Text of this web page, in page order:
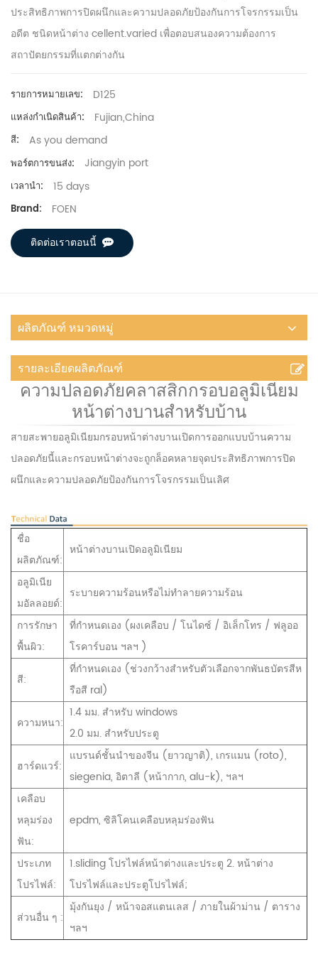
ประสิทธิภาพการปิดผนึกและความปลอดภัยป้องกันการโจรกรรมเป็น
อดีต ชนิดหน้าต่าง cellent.varied เพื่อตอบสนองความต้องการ
สถาปัตยกรรมที่แตกต่างกัน
รายการหมายเลข: D125
แหล่งกำเนิดสินค้า: Fujian,China
สี: As you demand
พอร์ตการขนส่ง: Jiangyin port
เวลานำ: 15 days
Brand: FOEN
ติดต่อเราตอนนี้
ผลิตภัณฑ์ หมวดหมู่
รายละเอียดผลิตภัณฑ์
ความปลอดภัยคลาสสิกกรอบอลูมิเนียม
หน้าต่างบานสำหรับบ้าน
สายสะพายอลูมิเนียมกรอบหน้าต่างบานเปิดการออกแบบบ้านความ
ปลอดภัยนี้และกรอบหน้าต่างจะถูกล็อคหลายจุดประสิทธิภาพการปิด
ผนึกและความปลอดภัยป้องกันการโจรกรรมเป็นเลิศ
ชื่อ
ผลิตภัณฑ์:
หน้าต่างบานเปิดอลูมิเนียม
อลูมิเนีย
มอัลลอยด์:
ระบายความร้อนหรือไม่ทำลายความร้อน
การรักษา
พื้นผิว:
ที่กำหนดเอง (ผงเคลือบ / โนไดซ์ / อิเล็กโทร / ฟลูออ
โรคาร์บอน ฯลฯ )
สี:
ที่กำหนดเอง (ช่วงกว้างสำหรับตัวเลือกจากพันธบัตรสีห
รือสี ral)
ความหนา:
1.4 มม. สำหรับ windows
2.0 มม. สำหรับประตู
ฮาร์ดแวร์:
แบรนด์ชั้นนำของจีน (ยาวญาติ), เกรแมน (roto),
siegenia, อิตาลี (หน้ากาก, alu-k), ฯลฯ
เคลือบ
หลุมร่อง
ฟัน:
epdm, ซิลิโคนเคลือบหลุมร่องฟัน
ประเภท
โปรไฟล์:
1.sliding โปรไฟล์หน้าต่างและประตู 2. หน้าต่าง
โปรไฟล์และประตูโปรไฟล์;
ส่วนอื่น ๆ :
มุ้งกันยุง / หน้าจอสแตนเลส / ภายในผ้าม่าน / ตาราง
ฯลฯ